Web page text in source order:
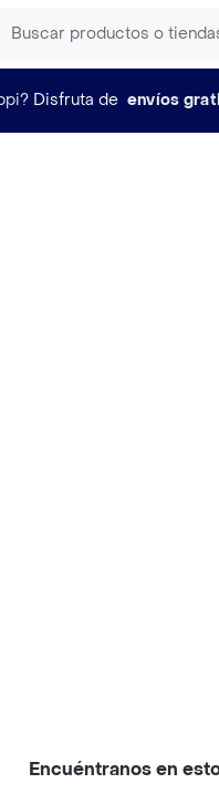
Disfruta de envíos
Encuéntranos en